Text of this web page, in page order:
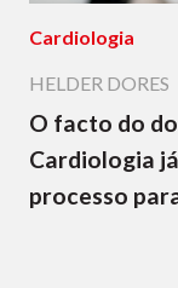
Cardiologia
HELDER DORES
O facto do
Cardiologia
processo